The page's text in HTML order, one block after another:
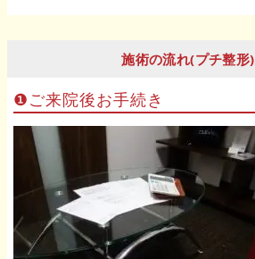
施術の流れ(プチ整形)
❶ご来院後お手続き